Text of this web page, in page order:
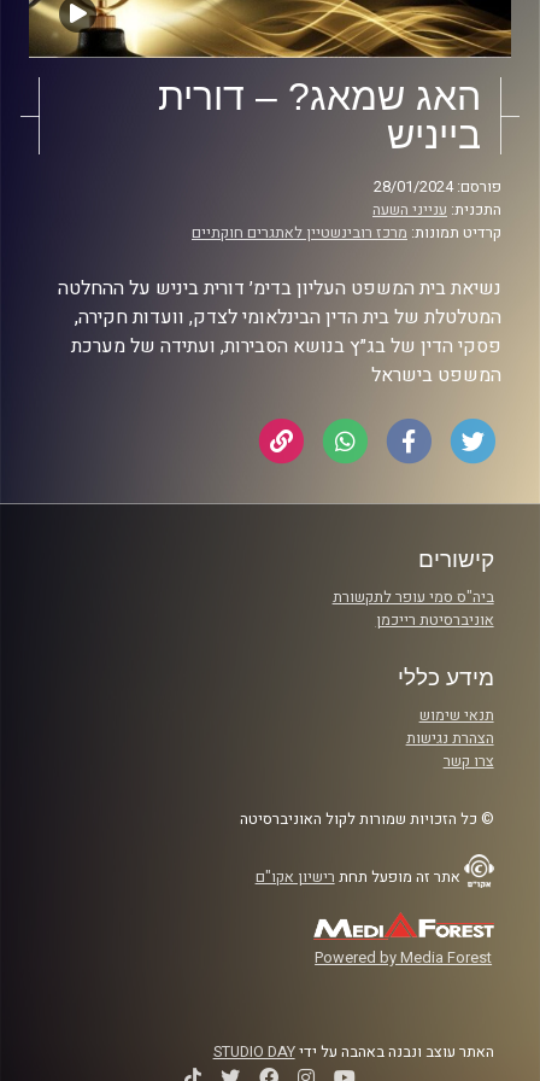
האג שמאג? – דורית
בייניש
פורסם: 28/01/2024
התכנית: ענייני השעה
קרדיט תמונות: מרכז רובינשטיין לאתגרים חוקתיים
נשיאת בית המשפט העליון בדימ׳ דורית ביניש על ההחלטה
המטלטלת של בית הדין הבינלאומי לצדק, וועדות חקירה,
פסקי הדין של בג״ץ בנושא הסבירות, ועתידה של מערכת
המשפט בישראל
קישורים
ביה"ס סמי עופר לתקשורת
אוניברסיטת רייכמן
מידע כללי
תנאי שימוש
הצהרת נגישות
צרו קשר
© כל הזכויות שמורות לקול האוניברסיטה
אתר זה מופעל תחת רישיון אקו"ם
Powered by Media Forest
האתר עוצב ונבנה באהבה על ידיSTUDIO DAY